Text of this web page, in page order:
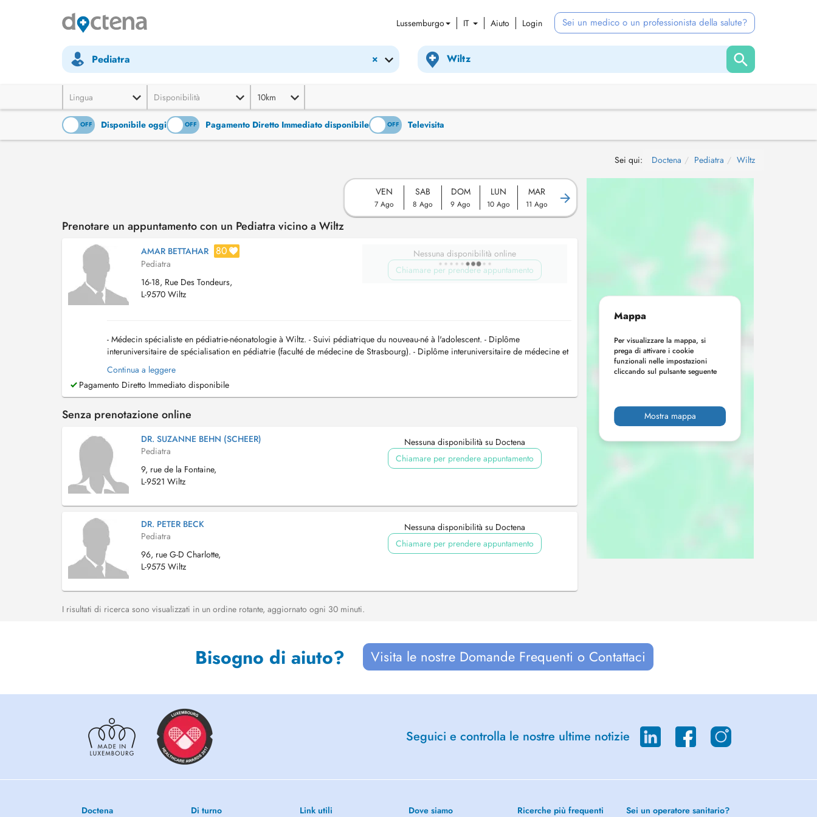
Lussemburgo IT Aiuto Login Sei un medico o un professionista della salute?
×
Pediatra
Lingua Disponibilità 10km
OFF Disponibile oggi
ON OFF Pagamento Diretto Immediato disponibile
ON OFF Televisita
Sei qui: Doctena Pediatra Wiltz
VEN
7 Ago
SAB
8 Ago
DOM
9 Ago
LUN
10 Ago
MAR
11 Ago
Prenotare un appuntamento con un Pediatra vicino a Wiltz
AMAR BETTAHAR 80
Pediatra
16-18, Rue Des Tondeurs,
L-9570 Wiltz
Nessuna disponibilità online
Chiamare per prendere appuntamento
- Médecin spécialiste en pédiatrie-néonatologie à Wiltz. - Suivi pédiatrique du nouveau-né à l'adolescent. - Diplôme
interuniversitaire de spécialisation en pédiatrie (faculté de médecine de Strasbourg). - Diplôme interuniversitaire de médecine et
de réanimation néonatale (faculté de médecine d...
Continua a leggere
Pagamento Diretto Immediato disponibile
Senza prenotazione online
DR. SUZANNE BEHN (SCHEER)
Pediatra
9, rue de la Fontaine,
L-9521 Wiltz
Nessuna disponibilità su Doctena
Chiamare per prendere appuntamento
DR. PETER BECK
Pediatra
96, rue G-D Charlotte,
L-9575 Wiltz
Nessuna disponibilità su Doctena
Chiamare per prendere appuntamento
I risultati di ricerca sono visualizzati in un ordine rotante, aggiornato ogni 30 minuti.
Mappa
Per visualizzare la mappa, si
prega di attivare i cookie
funzionali nelle impostazioni
cliccando sul pulsante seguente
Mostra mappa
Bisogno di aiuto? Visita le nostre Domande Frequenti o Contattaci
Seguici e controlla le nostre ultime notizie
Doctena Di turno Link utili Dove siamo Ricerche più frequenti Sei un operatore sanitario?